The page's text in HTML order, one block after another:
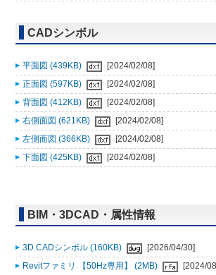
CADシンボル
平面図 (439KB)
[2024/02/08]
正面図 (597KB)
[2024/02/08]
背面図 (412KB)
[2024/02/08]
右側面図 (621KB)
[2024/02/08]
左側面図 (366KB)
[2024/02/08]
下面図 (425KB)
[2024/02/08]
BIM・3DCAD・属性情報
3D CADシンボル (160KB)
[2026/04/30]
Revitファミリ 【50Hz専用】 (2MB)
[2024/